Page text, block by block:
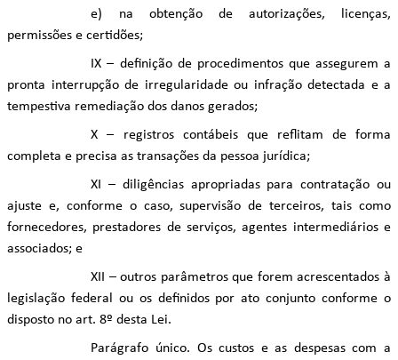
e) na obtenção de autorizações, licenças,
permissões e certidões;
IX – definição de procedimentos que assegurem a
pronta interrupção de irregularidade ou infração detectada e a
tempestiva remediação dos danos gerados;
X – registros contábeis que reflitam de forma
completa e precisa as transações da pessoa jurídica;
XI – diligências apropriadas para contratação ou
ajuste e, conforme o caso, supervisão de terceiros, tais como
fornecedores, prestadores de serviços, agentes intermediários e
associados; e
XII – outros parâmetros que forem acrescentados à
legislação federal ou os definidos por ato conjunto conforme o
disposto no art. 8º desta Lei.
Parágrafo único. Os custos e as despesas com a